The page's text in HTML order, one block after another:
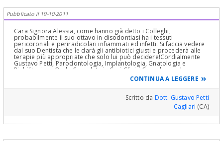
Pubblicato il 19-10-2011
Cara Signora Alessia, come hanno già detto i Colleghi,
probabilmente il suo ottavo in disodontiasi ha i tessuti
pericoronali e periradicolari infiammati ed infetti. Si faccia vedere
dal suo Dentista che le darà gli antibiotici giusti e procederà alle
terapie più appropriate che solo lui può decidere!Cordialmente
Gustavo Petti, Parodontologia, Implantologia, Gnatologia e
Riabilitazione Orale Completa in Casi Clinici Complessi ed
Ortodonzia e Pedodonzia la figlia Claudia Petti, in Cagliari.
CONTINUA A LEGGERE
Scritto da Dott. Gustavo Petti
Cagliari (CA)